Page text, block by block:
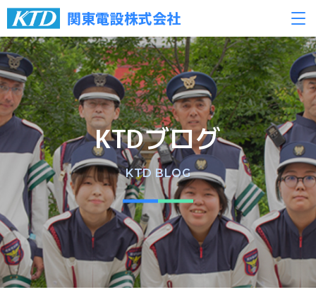
関東電設株式会社
KTDブログ
KTD BLOG